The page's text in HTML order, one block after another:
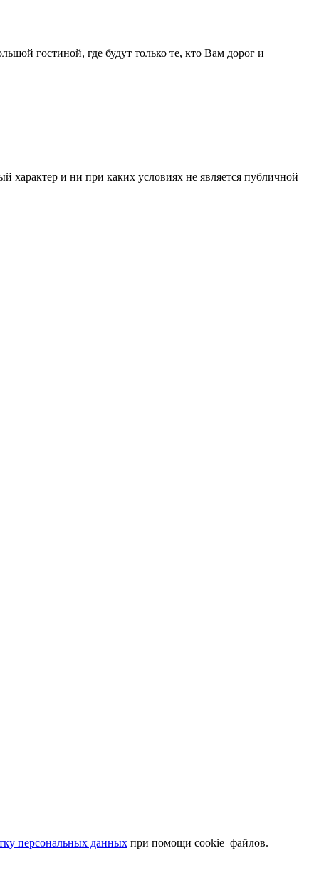
гостиной, где будут только те, кто Вам дорог и
характер и ни при каких условиях не является публичной
персональных данных при помощи cookie–файлов.